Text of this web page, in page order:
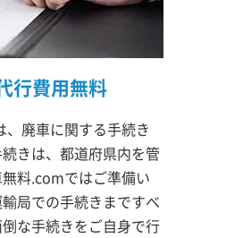
行費用無料
廃車に関する手続き
きは、都道府県内を管
料.comではご準備い
局での手続きまですべ
な手続きをご自身で行